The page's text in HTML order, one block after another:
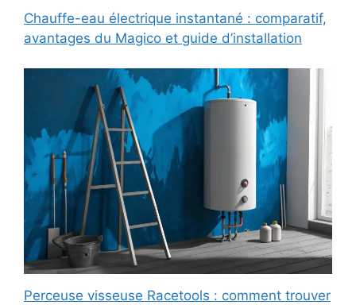
Chauffe-eau électrique instantané : comparatif,
avantages du Magico et guide d’installation
Perceuse visseuse Racetools : comment trouver